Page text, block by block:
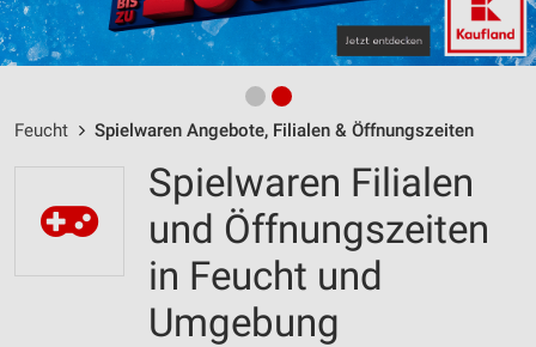
Feucht Spielwaren Angebote, Filialen & Öffnungszeiten
Spielwaren Filialen
und Öffnungszeiten
in Feucht und
Umgebung